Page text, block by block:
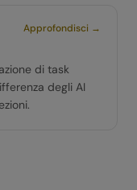
Approfondisci →
di task
degli AI